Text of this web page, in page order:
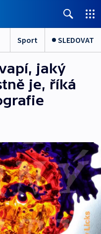
Sport SLEDOVAT
jaký
je, říká